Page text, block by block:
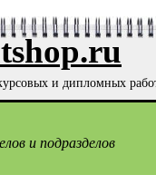
и дипломных
и подразделов